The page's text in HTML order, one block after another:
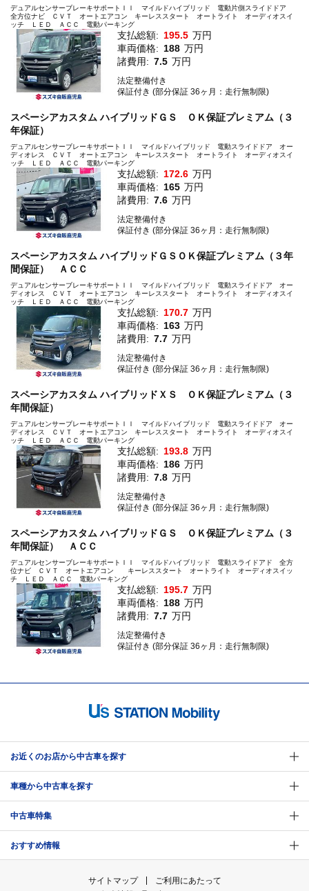
デュアルセンサーブレーキサポートＩＩ マイルドハイブリッド 電動片側スライドドア
全方位ナビ ＣＶＴ オートエアコン キーレススタート オートライト オーディオスイ
ッチ ＬＥＤ ＡＣＣ 電動パーキング
支払総額: 195.5 万円
車両価格: 188 万円
諸費用: 7.5 万円
法定整備付き
保証付き (部分保証 36ヶ月：走行無制限)
スペーシアカスタム ハイブリッドＧＳ ＯＫ保証プレミアム（３
年保証）
デュアルセンサーブレーキサポートＩＩ マイルドハイブリッド 電動スライドドア オー
ディオレス ＣＶＴ オートエアコン キーレススタート オートライト オーディオスイ
ッチ ＬＥＤ ＡＣＣ 電動パーキング
支払総額: 172.6 万円
車両価格: 165 万円
諸費用: 7.6 万円
法定整備付き
保証付き (部分保証 36ヶ月：走行無制限)
スペーシアカスタム ハイブリッドＧＳＯＫ保証プレミアム（３年
間保証） ＡＣＣ
デュアルセンサーブレーキサポートＩＩ マイルドハイブリッド 電動スライドドア オー
ディオレス ＣＶＴ オートエアコン キーレススタート オートライト オーディオスイ
ッチ ＬＥＤ ＡＣＣ 電動パーキング
支払総額: 170.7 万円
車両価格: 163 万円
諸費用: 7.7 万円
法定整備付き
保証付き (部分保証 36ヶ月：走行無制限)
スペーシアカスタム ハイブリッドＸＳ ＯＫ保証プレミアム（３
年間保証）
デュアルセンサーブレーキサポートＩＩ マイルドハイブリッド 電動スライドドア オー
ディオレス ＣＶＴ オートエアコン キーレススタート オートライト オーディオスイ
ッチ ＬＥＤ ＡＣＣ 電動パーキング
支払総額: 193.8 万円
車両価格: 186 万円
諸費用: 7.8 万円
法定整備付き
保証付き (部分保証 36ヶ月：走行無制限)
スペーシアカスタム ハイブリッドＧＳ ＯＫ保証プレミアム（３
年間保証） ＡＣＣ
デュアルセンサーブレーキサポートＩＩ マイルドハイブリッド 電動スライドアド 全方
位ナビ ＣＶＴ オートエアコン キーレススタート オートライト オーディオスイッ
チ ＬＥＤ ＡＣＣ 電動パーキング
支払総額: 195.7 万円
車両価格: 188 万円
諸費用: 7.7 万円
法定整備付き
保証付き (部分保証 36ヶ月：走行無制限)
お近くのお店から中古車を探す
車種から中古車を探す
中古車特集
おすすめ情報
サイトマップ
ご利用にあたって